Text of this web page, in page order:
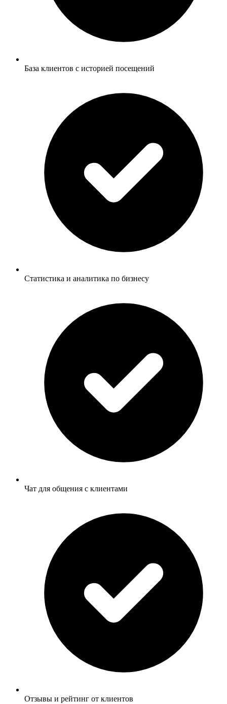
База клиентов с историей посещений
Статистика и аналитика по бизнесу
Чат для общения с клиентами
Отзывы и рейтинг от клиентов